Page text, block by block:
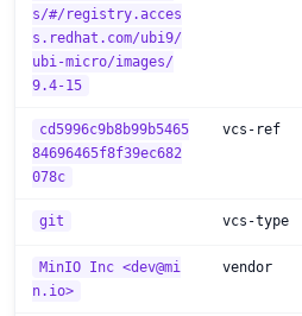
s/#/registry.acces
s.redhat.com/ubi9/
ubi-micro/images/
9.4-15
cd5996c9b8b99b5465
84696465f8f39ec682
078c
vcs-ref
git vcs-type
MinIO Inc <dev@mi
n.io>
vendor